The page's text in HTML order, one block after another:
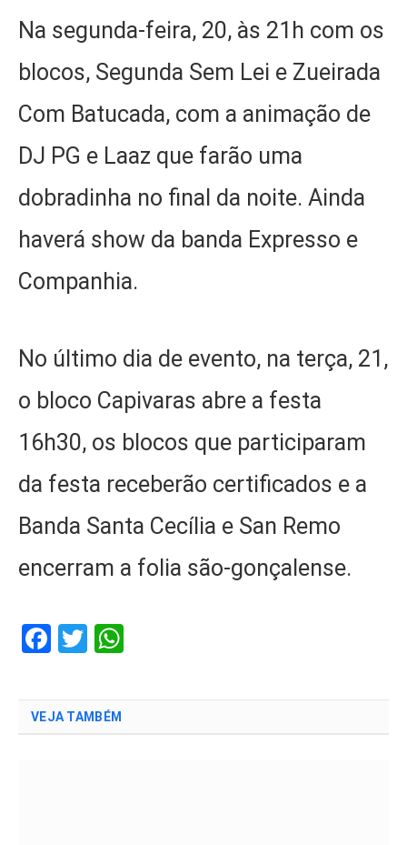
Na segunda-feira, 20, às 21h com os
blocos, Segunda Sem Lei e Zueirada
Com Batucada, com a animação de
DJ PG e Laaz que farão uma
dobradinha no final da noite. Ainda
haverá show da banda Expresso e
Companhia.
No último dia de evento, na terça, 21,
o bloco Capivaras abre a festa
16h30, os blocos que participaram
da festa receberão certificados e a
Banda Santa Cecília e San Remo
encerram a folia são-gonçalense.
Facebook
Twitter
VEJA TAMBÉM